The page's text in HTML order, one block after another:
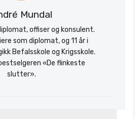
Mundal
offiser og konsulent.
som diplomat, og 11 år i
Befalsskole og Krigsskole.
«De flinkeste
slutter».